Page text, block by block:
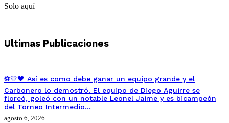
Solo aquí
Ultimas Publicaciones
⚽💛🖤 Así es como debe ganar un equipo grande y el
Carbonero lo demostró. El equipo de Diego Aguirre se
floreó, goleó con un notable Leonel Jaime y es bicampeón
del Torneo Intermedio…
agosto 6, 2026